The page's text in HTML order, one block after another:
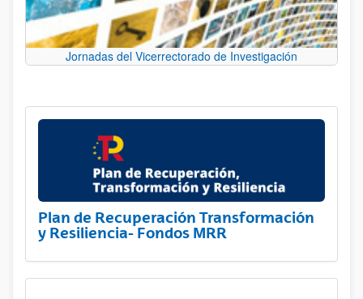
Jornadas del Vicerrectorado de Investigación
Plan de Recuperación Transformación
y Resiliencia- Fondos MRR